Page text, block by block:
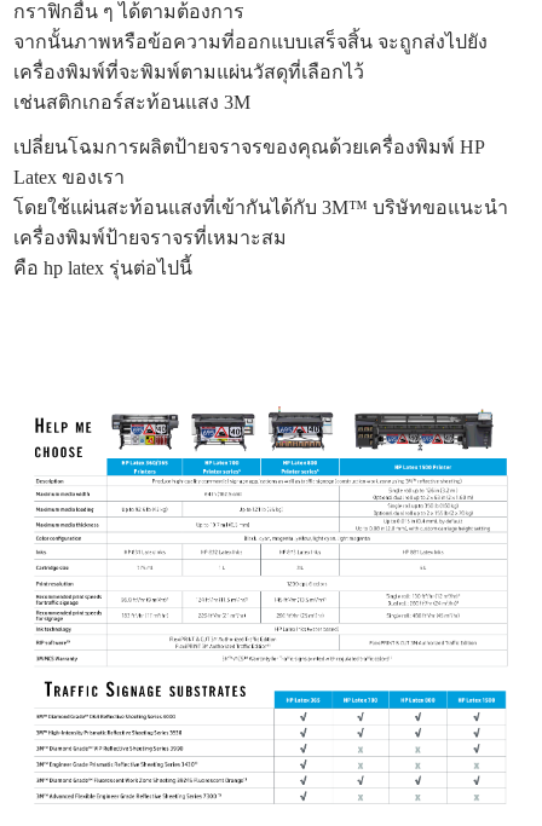
กราฟิกอื่น ๆ ได้ตามต้องการ
จากนั้นภาพหรือข้อความที่ออกแบบเสร็จสิ้น จะถูกส่งไปยัง
เครื่องพิมพ์ที่จะพิมพ์ตามแผ่นวัสดุที่เลือกไว้
เช่นสติกเกอร์สะท้อนแสง 3M
เปลี่ยนโฉมการผลิตป้ายจราจรของคุณด้วยเครื่องพิมพ์ HP
Latex ของเรา
โดยใช้แผ่นสะท้อนแสงที่เข้ากันได้กับ 3M™ บริษัทขอแนะนำ
เครื่องพิมพ์ป้ายจราจรที่เหมาะสม
คือ hp latex รุ่นต่อไปนี้